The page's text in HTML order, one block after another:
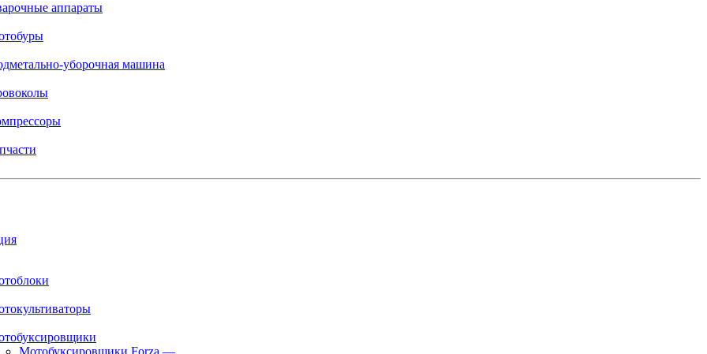
аппараты
уборочная машина
Мотобуксировщики Forza —